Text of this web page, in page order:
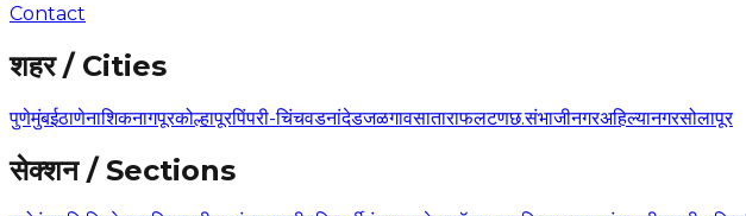
Contact
शहर / Cities
पुणेमुंबईठाणेनाशिकनागपूरकोल्हापूरपिंपरी-चिंचवडनांदेडजळगावसाताराफलटणछ.संभाजीनगरअहिल्यानगरसोलापूर
सेक्शन / Sections